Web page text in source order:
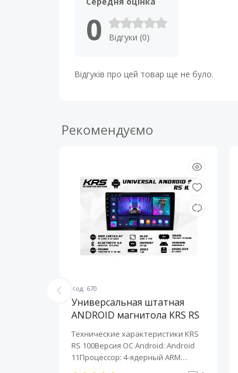
0 Відгуки (0)
Відгуків про цей товар ще не було.
Рекомендуємо
Код: 670
Универсальная штатная
ANDROID магнитола KRS RS
Технические характеристики KRS
RS 100Версия ОС Android: Android
11Процессор: 4-ядерный ARM